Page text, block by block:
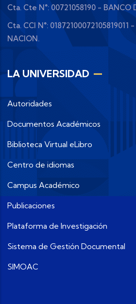
Cta. Cte N°: 00721058190 - BANCO
Cta. CCI N°: 01872100072105819011
NACION.
LA UNIVERSIDAD
Autoridades
Documentos Académicos
Biblioteca Virtual eLibro
Centro de idiomas
Campus Académico
Publicaciones
Plataforma de Investigación
Sistema de Gestión Documental
SIMOAC